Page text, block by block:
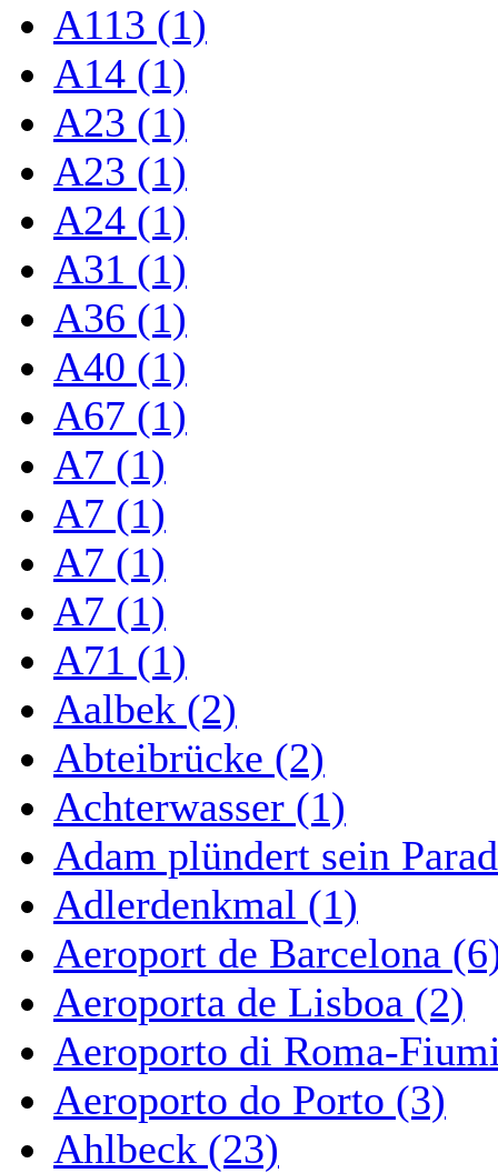
A113 (1)
A14 (1)
A23 (1)
A23 (1)
A24 (1)
A31 (1)
A36 (1)
A40 (1)
A67 (1)
A7 (1)
A7 (1)
A7 (1)
A7 (1)
A71 (1)
Aalbek (2)
Abteibrücke (2)
Achterwasser (1)
Adam plündert sein
Adlerdenkmal (1)
Aeroport de Barcelona
Aeroporta de Lisboa (2)
Aeroporto di Roma-
Aeroporto do Porto (3)
Ahlbeck (23)